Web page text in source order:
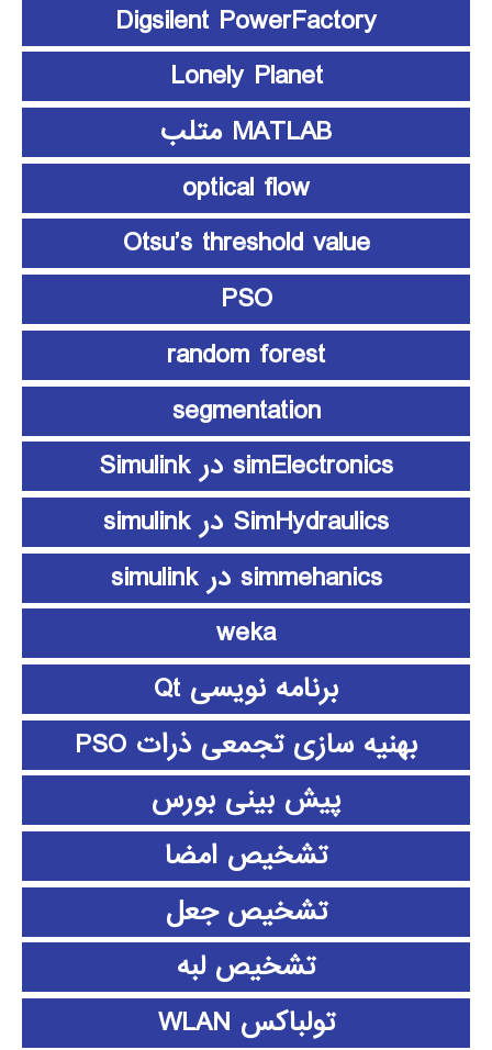
Digsilent PowerFactory
Lonely Planet
MATLAB متلب
optical flow
Otsu’s threshold value
PSO
random forest
segmentation
simElectronics در Simulink
SimHydraulics در simulink
simmehanics در simulink
weka
برنامه نویسی Qt
بهنیه سازی تجمعی ذرات PSO
پیش بینی بورس
تشخیص امضا
تشخیص جعل
تشخیص لبه
تولباکس WLAN